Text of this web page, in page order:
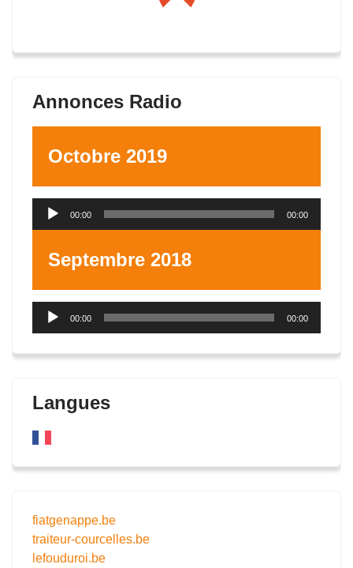
Annonces Radio
Octobre 2019
Lecteur
00:00 00:00
Septembre 2018
Lecteur
00:00 00:00
Langues
fiatgenappe.be
traiteur-courcelles.be
lefouduroi.be